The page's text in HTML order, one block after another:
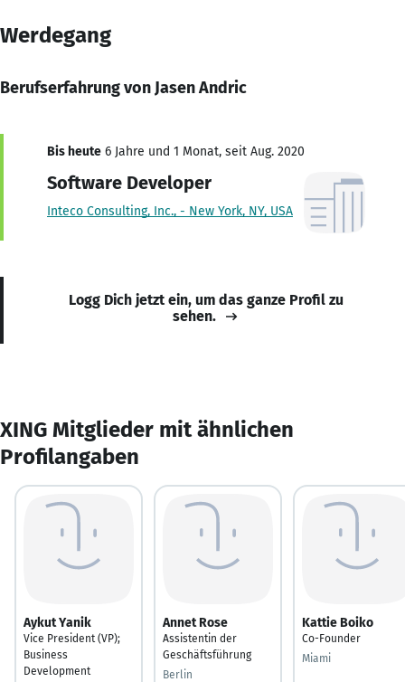
Werdegang
Berufserfahrung von Jasen Andric
Bis heute 6 Jahre und 1 Monat, seit Aug. 2020
Software Developer
Inteco Consulting, Inc., - New York, NY, USA
Logg Dich jetzt ein, um das ganze Profil zu
sehen.
XING Mitglieder mit ähnlichen
Profilangaben
Aykut Yanik
Vice President (VP);
Business
Development
Annet Rose
Assistentin der
Geschäftsführung
Berlin
Kattie Boiko
Co-Founder
Miami